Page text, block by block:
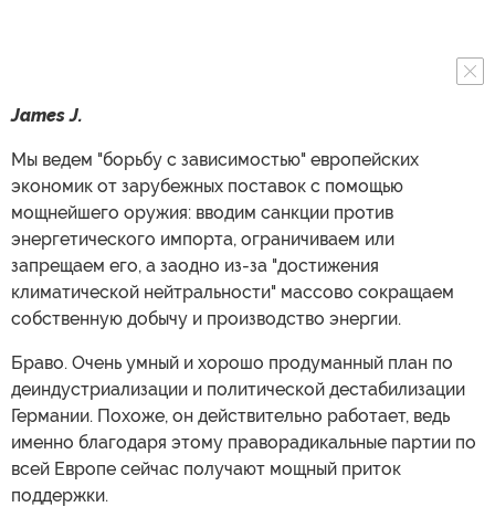
James J.
Мы ведем "борьбу с зависимостью" европейских
экономик от зарубежных поставок с помощью
мощнейшего оружия: вводим санкции против
энергетического импорта, ограничиваем или
запрещаем его, а заодно из-за "достижения
климатической нейтральности" массово сокращаем
собственную добычу и производство энергии.
Браво. Очень умный и хорошо продуманный план по
деиндустриализации и политической дестабилизации
Германии. Похоже, он действительно работает, ведь
именно благодаря этому праворадикальные партии по
всей Европе сейчас получают мощный приток
поддержки.